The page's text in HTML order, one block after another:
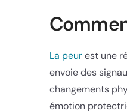
La peurest une
envoie des
changements
émotion